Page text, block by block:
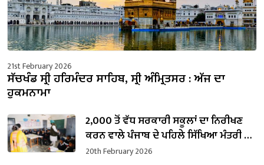
21st February 2026
ਸੱਚਖੰਡ ਸ੍ਰੀ ਹਰਿਮੰਦਰ ਸਾਹਿਬ, ਸ੍ਰੀ ਅੰਮ੍ਰਿਤਸਰ : ਅੱਜ ਦਾ
ਹੁਕਮਨਾਮਾ
2,000 ਤੋਂ ਵੱਧ ਸਰਕਾਰੀ ਸਕੂਲਾਂ ਦਾ ਨਿਰੀਖਣ
ਕਰਨ ਵਾਲੇ ਪੰਜਾਬ ਦੇ ਪਹਿਲੇ ਸਿੱਖਿਆ ਮੰਤਰੀ ਬਣੇ
ਹਰਜੋਤ ਸਿੰਘ ਬੈਂਸ
20th February 2026